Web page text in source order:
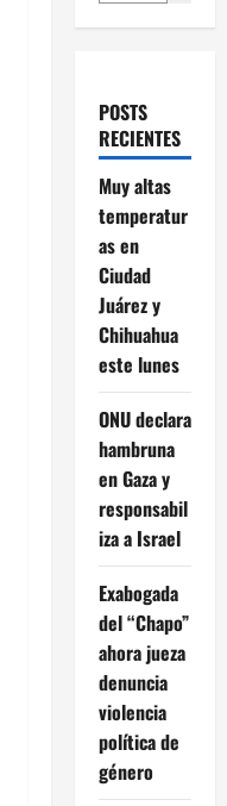
POSTS
RECIENTES
Muy altas
temperatur
as en
Ciudad
Juárez y
Chihuahua
este lunes
ONU declara
hambruna
en Gaza y
responsabil
iza a Israel
Exabogada
del “Chapo”
ahora jueza
denuncia
violencia
política de
género